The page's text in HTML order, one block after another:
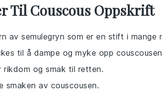
Til Couscous Oppskrift
av semulegryn som er en stift i mange
til å dampe og myke opp
rikdom og smak til retten.
smaken av couscousen.